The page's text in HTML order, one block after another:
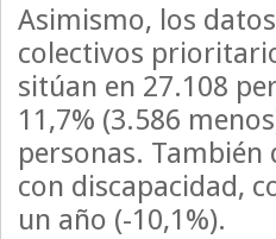
Asimismo, los
colectivos
sitúan en 27.108
11,7% (3.586
personas.
con discapacidad,
un año (-10,1%).